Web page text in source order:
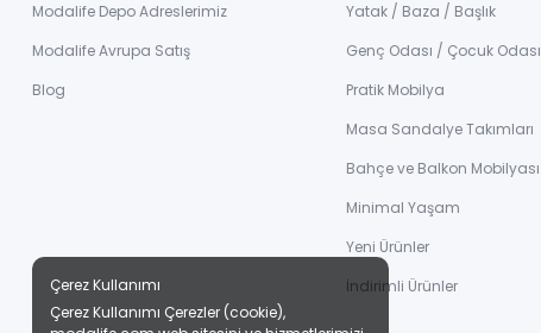
Modalife Depo Adreslerimiz
Modalife Avrupa Satış
Blog
Yatak / Baza / Başlık
Genç Odası / Çocuk Odası
Pratik Mobilya
Masa Sandalye Takımları
Bahçe ve Balkon Mobilyası
Minimal Yaşam
Yeni Ürünler
İndirimli Ürünler
Çerez Kullanımı
Çerez Kullanımı Çerezler (cookie),